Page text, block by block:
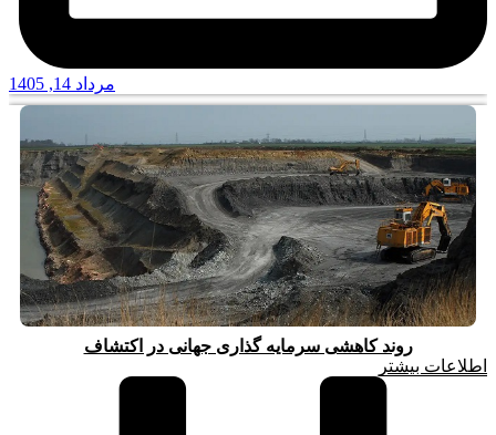
مرداد 14, 1405
روند کاهشی سرمایه گذاری جهانی در اکتشاف
اطلاعات بیشتر